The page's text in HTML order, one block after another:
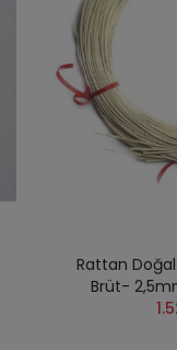
Rattan
Brüt-